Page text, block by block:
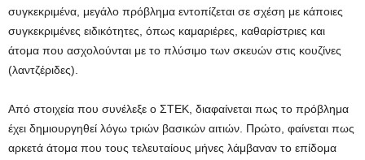
συγκεκριμένα, μεγάλο πρόβλημα εντοπίζεται σε σχέση με κάποιες
συγκεκριμένες ειδικότητες, όπως καμαριέρες, καθαρίστριες και
άτομα που ασχολούνται με το πλύσιμο των σκευών στις κουζίνες
(λαντζέριδες).
Από στοιχεία που συνέλεξε ο ΣΤΕΚ, διαφαίνεται πως το πρόβλημα
έχει δημιουργηθεί λόγω τριών βασικών αιτιών. Πρώτο, φαίνεται πως
αρκετά άτομα που τους τελευταίους μήνες λάμβαναν το επίδομα